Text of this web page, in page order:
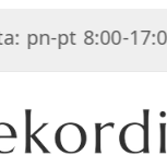
pt 8:00-17:00,